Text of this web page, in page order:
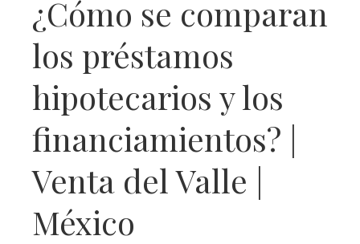
¿Cómo se comparan
los préstamos
hipotecarios y los
financiamientos? |
Venta del Valle |
México